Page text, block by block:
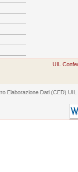
UIL
Elaborazione Dati (CED)